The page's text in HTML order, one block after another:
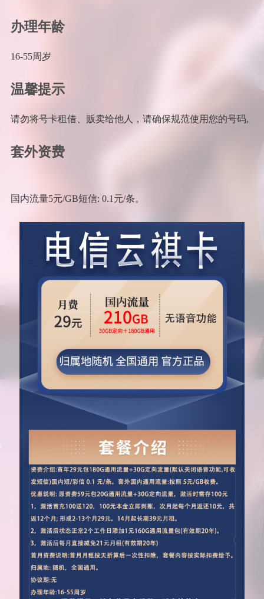
办理年龄
16-55周岁
温馨提示
请勿将号卡租借、贩卖给他人，请确保规范使用您的号码,
套外资费
国内流量5元/GB短信: 0.1元/条。